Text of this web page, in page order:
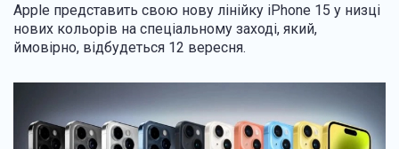
Apple представить свою нову лінійку iPhone 15 у низці
нових кольорів на спеціальному заході, який,
ймовірно, відбудеться 12 вересня.